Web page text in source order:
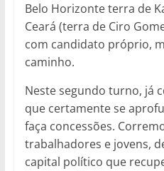
Belo Horizonte terra de
Ceará (terra de Ciro
com candidato próprio,
caminho.
Neste segundo turno, já
que certamente se
faça concessões.
trabalhadores e jovens,
capital político que